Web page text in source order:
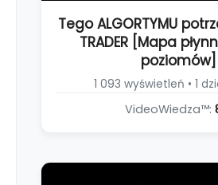
Tego ALGORTYMU
TRADER [Mapa
poziomów]
1 093 wyświetleń • 1
VideoWiedza™: